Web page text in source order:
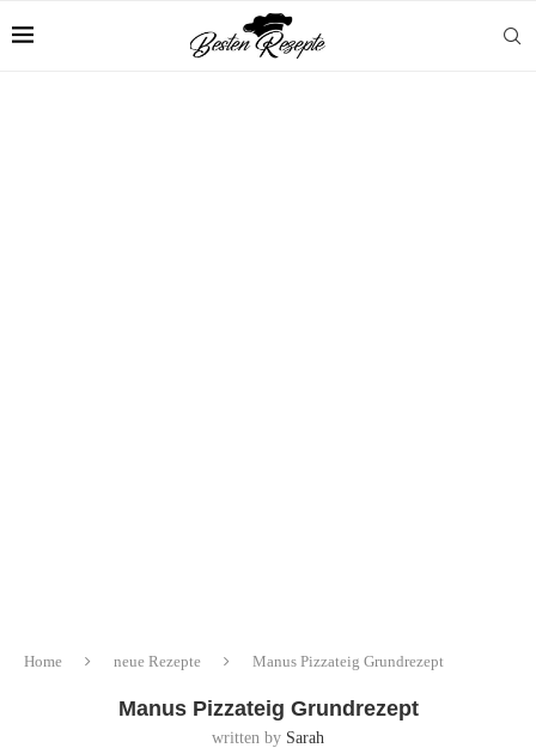
Home neue Rezepte Manus Pizzateig Grundrezept
Manus Pizzateig Grundrezept
written by Sarah